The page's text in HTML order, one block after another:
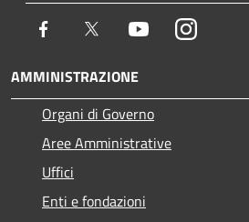
Facebook Twitter YoutubeInstagram
AMMINISTRAZIONE
Organi di Governo
Aree Amministrative
Uffici
Enti e fondazioni